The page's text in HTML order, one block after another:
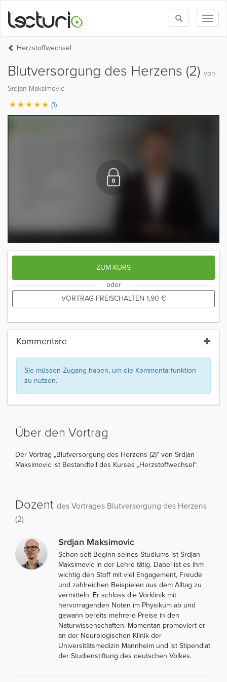
Toggle
search
Herzstoffwechsel
Blutversorgung des Herzens (2) von
Srdjan Maksimovic
(1)
ZUM KURS
oder
VORTRAG FREISCHALTEN 1,90 €
Kommentare
Sie müssen Zugang haben, um die Kommentarfunktion
zu nutzen.
Über den Vortrag
Der Vortrag „Blutversorgung des Herzens (2)“ von Srdjan
Maksimovic ist Bestandteil des Kurses „Herzstoffwechsel“.
Dozent des Vortrages Blutversorgung des Herzens
(2)
Srdjan Maksimovic
Schon seit Beginn seines Studiums ist Srdjan
Maksimovic in der Lehre tätig. Dabei ist es ihm
wichtig den Stoff mit viel Engagement, Freude
und zahlreichen Beispielen aus dem Alltag zu
vermitteln. Er schloss die Vorklinik mit
hervorragenden Noten im Physikum ab und
gewann bereits mehrere Preise in den
Naturwissenschaften. Momentan promoviert er
an der Neurologischen Klinik der
Universitätsmedizin Mannheim und ist Stipendiat
der Studienstiftung des deutschen Volkes.